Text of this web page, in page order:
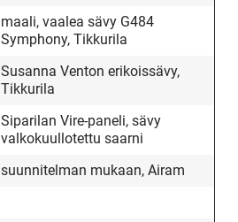
maali, vaalea sävy G484
Symphony, Tikkurila
Susanna Venton erikoissävy,
Tikkurila
Siparilan Vire-paneli, sävy
valkokuullotettu saarni
suunnitelman mukaan, Airam